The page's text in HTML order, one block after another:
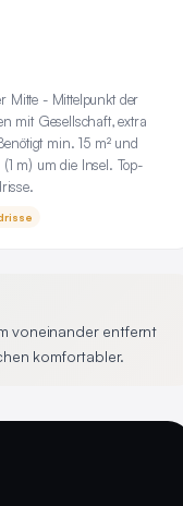
Mitte - Mittelpunkt der
mit Gesellschaft, extra
min. 15 m² und
m) um die Insel. Top-
voneinander entfernt
komfortabler.